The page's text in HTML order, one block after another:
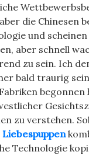
die Chinesen
und
aber schnell
zu sein. Ich
bald traurig
begonnen
zu verstehen.
Liebespuppen
Technologie